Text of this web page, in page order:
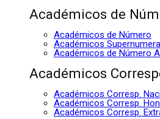
Académicos de
Académicos de Número
Académicos
Académicos de Número
Académicos
Académicos Corresp.
Académicos Corresp.
Académicos Corresp.